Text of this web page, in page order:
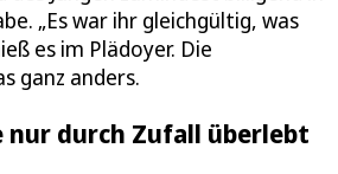
„Es war ihr gleichgültig, was
es im Plädoyer. Die
ganz anders.
nur durch Zufall überlebt